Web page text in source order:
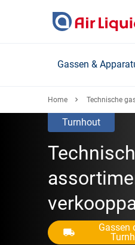
Gassen &
Home Technische
Turnhout
Gassen